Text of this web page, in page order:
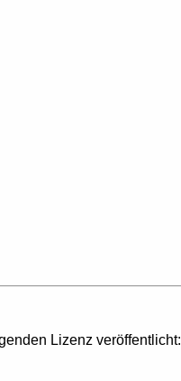
Lizenz veröffentlicht: